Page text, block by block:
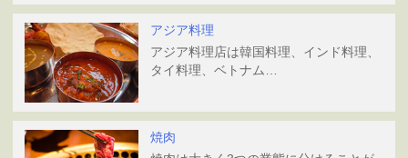
アジア料理
アジア料理店は韓国料理、インド料理、
タイ料理、ベトナム…
焼肉